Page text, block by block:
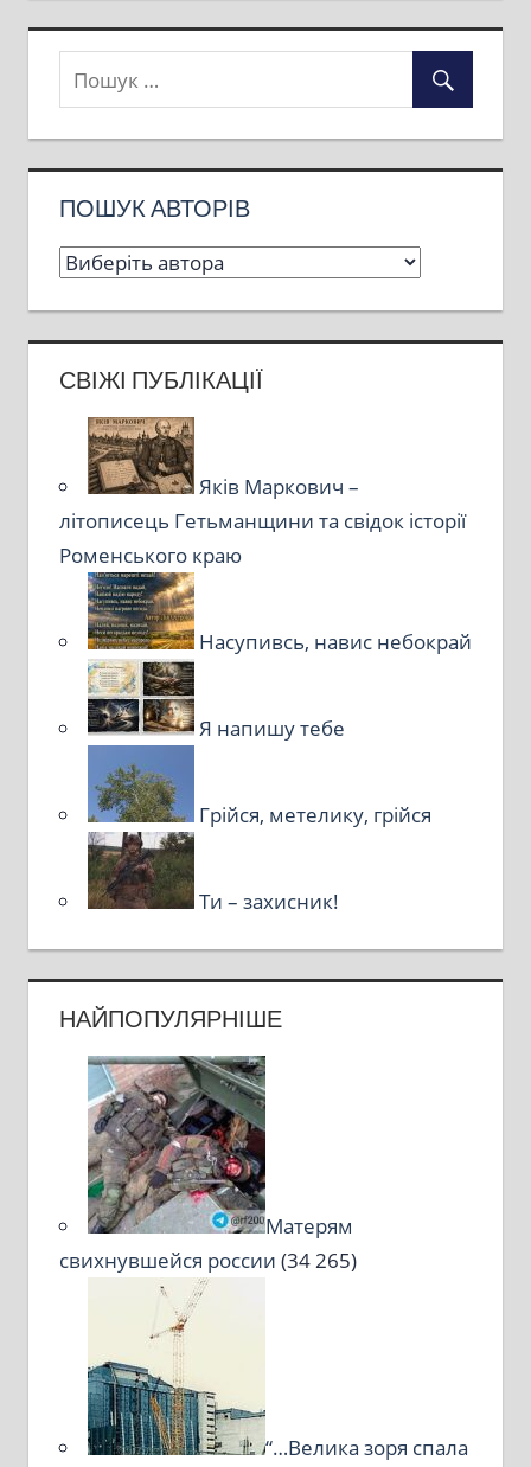
ПОШУК АВТОРІВ
СВІЖІ ПУБЛІКАЦІЇ
Яків Маркович –
літописець Гетьманщини та свідок історії
Роменського краю
Насупивсь, навис небокрай
Я напишу тебе
Грійся, метелику, грійся
Ти – захисник!
НАЙПОПУЛЯРНІШЕ
Матерям
свихнувшейся россии (34 265)
“…Велика зоря спала